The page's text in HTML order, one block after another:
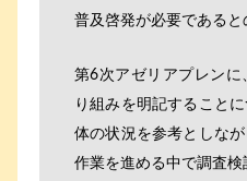
普及啓発が必要であると
第6次アゼリアプレンに
り組みを明記すること
体の状況を参考としな
作業を進める中で調査検